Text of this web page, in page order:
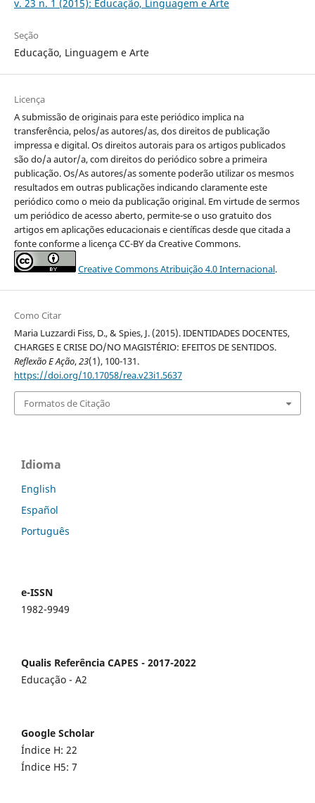
v. 23 n. 1 (2015): Educação, Linguagem e Arte
Seção
Educação, Linguagem e Arte
Licença
A submissão de originais para este periódico implica na
transferência, pelos/as autores/as, dos direitos de publicação
impressa e digital. Os direitos autorais para os artigos publicados
são do/a autor/a, com direitos do periódico sobre a primeira
publicação. Os/As autores/as somente poderão utilizar os mesmos
resultados em outras publicações indicando claramente este
periódico como o meio da publicação original. Em virtude de sermos
um periódico de acesso aberto, permite-se o uso gratuito dos
artigos em aplicações educacionais e científicas desde que citada a
fonte conforme a licença CC-BY da Creative Commons.
Creative Commons Atribuição 4.0 Internacional.
Como Citar
Maria Luzzardi Fiss, D., & Spies, J. (2015). IDENTIDADES DOCENTES,
CHARGES E CRISE DO/NO MAGISTÉRIO: EFEITOS DE SENTIDOS.
Reflexão E Ação,23(1), 100-131.
https://doi.org/10.17058/rea.v23i1.5637
Formatos de Citação
Idioma
English
Español
Português
e-ISSN
1982-9949
Qualis Referência CAPES - 2017-2022
Educação - A2
Google Scholar
Índice H: 22
Índice H5: 7